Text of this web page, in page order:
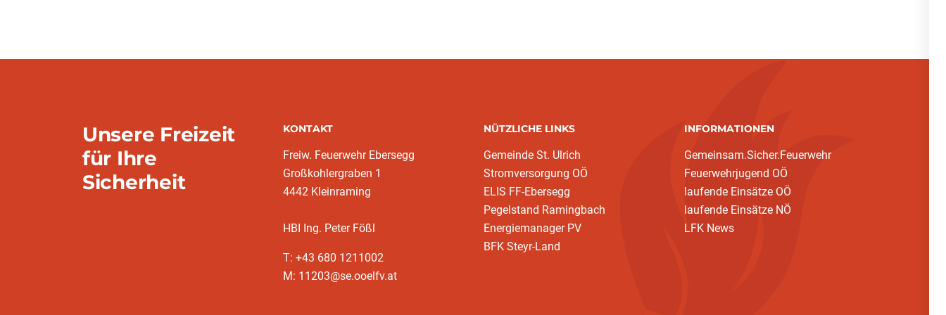
Unsere Freizeit
für Ihre
Sicherheit
KONTAKT
Freiw. Feuerwehr Ebersegg
Großkohlergraben 1
4442 Kleinraming
HBI Ing. Peter Fößl
T: +43 680 1211002
M: 11203@se.ooelfv.at
NÜTZLICHE LINKS
Gemeinde St. Ulrich
Stromversorgung OÖ
ELIS FF-Ebersegg
Pegelstand Ramingbach
Energiemanager PV
BFK Steyr-Land
INFORMATIONEN
Gemeinsam.Sicher.Feuerwehr
Feuerwehrjugend OÖ
laufende Einsätze OÖ
laufende Einsätze NÖ
LFK News